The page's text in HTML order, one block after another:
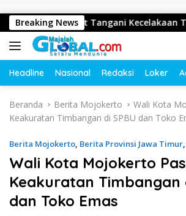
Breaking News
Cepat Tangani Kecelakaan Truk
Headline Nasional Redaksi Loker
Beranda Berita Mojokerto
Wali Kota
Keakuratan Timbangan di SPBU dan Toko
Berita Mojokerto, Berita Provinsi Jawa Timur,
Wali Kota Mojokerto
Keakuratan Timbangan
dan Toko Emas